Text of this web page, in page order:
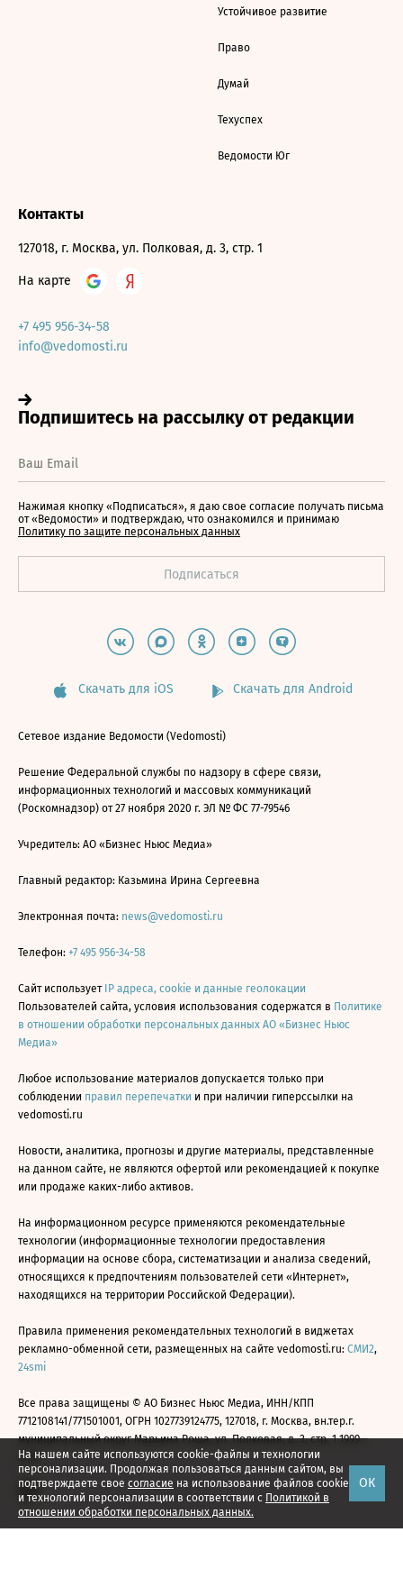
На нашем сайте используются cookie-файлы и технологии
персонализации. Продолжая пользоваться данным сайтом, вы
подтверждаете свое согласие на использование файлов cookie
и технологий персонализации в соответствии с Политикой в
отношении обработки персональных данных.
ОК
Устойчивое развитие
Право
Думай
Техуспех
Ведомости Юг
Контакты
127018, г. Москва, ул. Полковая, д. 3, стр. 1
На карте
+7 495 956-34-58
info@vedomosti.ru
Нажимая кнопку «Подписаться», я даю свое согласие получать письма
от «Ведомости» и подтверждаю, что ознакомился и принимаю
Политику по защите персональных данных
Скачать для iOS Скачать для Android
Сетевое издание Ведомости (Vedomosti)
Решение Федеральной службы по надзору в сфере связи,
информационных технологий и массовых коммуникаций
(Роскомнадзор) от 27 ноября 2020 г. ЭЛ № ФС 77-79546
Учредитель: АО «Бизнес Ньюс Медиа»
Главный редактор: Казьмина Ирина Сергеевна
Электронная почта: news@vedomosti.ru
Телефон: +7 495 956-34-58
Сайт использует IP адреса, cookie и данные геолокации
Пользователей сайта, условия использования содержатся в Политике
в отношении обработки персональных данных АО «Бизнес Ньюс
Медиа»
Любое использование материалов допускается только при
соблюдении правил перепечатки и при наличии гиперссылки на
vedomosti.ru
Новости, аналитика, прогнозы и другие материалы, представленные
на данном сайте, не являются офертой или рекомендацией к покупке
или продаже каких-либо активов.
На информационном ресурсе применяются рекомендательные
технологии (информационные технологии предоставления
информации на основе сбора, систематизации и анализа сведений,
относящихся к предпочтениям пользователей сети «Интернет»,
находящихся на территории Российской Федерации).
Правила применения рекомендательных технологий в виджетах
рекламно-обменной сети, размещенных на сайте vedomosti.ru: СМИ2,
24smi
Все права защищены © АО Бизнес Ньюс Медиа, ИНН/КПП
7712108141/771501001, ОГРН 1027739124775, 127018, г. Москва, вн.тер.г.
муниципальный округ Марьина Роща, ул. Полковая, д. 3, стр. 1 1999—
2026